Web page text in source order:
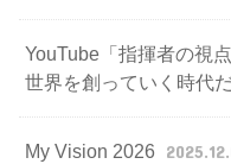
YouTube「指揮者の視
世界を創っていく時代
My Vision 2026